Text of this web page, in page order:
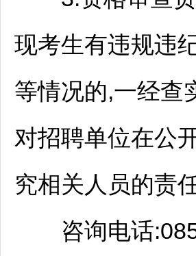
现考生有违规违
等情况的,一经查
对招聘单位在公
究相关人员的责任
咨询电话